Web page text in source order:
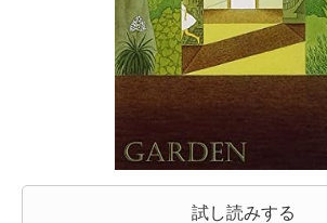
試し読みする